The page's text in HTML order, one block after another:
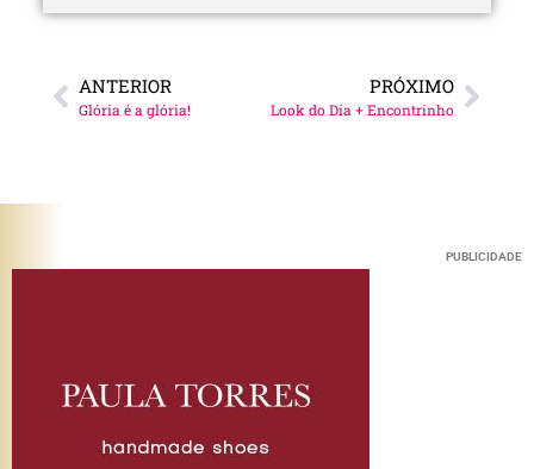
ANTERIOR
Glória é a glória!
PRÓXIMO
Look do Dia + Encontrinho
PUBLICIDADE